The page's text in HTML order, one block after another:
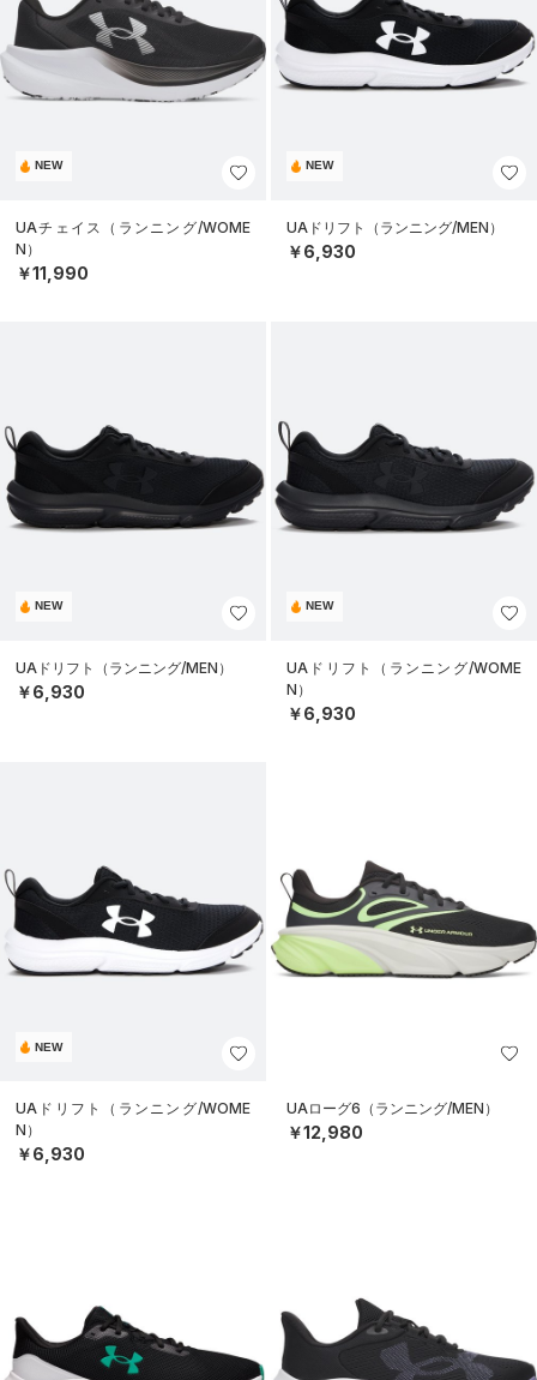
NEW
UAチェイス（ランニング/WOME
N）
￥11,990
NEW
UAドリフト（ランニング/MEN）
￥6,930
NEW
UAドリフト（ランニング/MEN）
￥6,930
NEW
UAドリフト（ランニング/WOME
N）
￥6,930
NEW
UAドリフト（ランニング/WOME
N）
￥6,930
UAローグ6（ランニング/MEN）
￥12,980